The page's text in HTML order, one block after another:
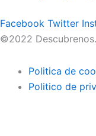
Facebook Twitter
©2022
Politica de
Politico de